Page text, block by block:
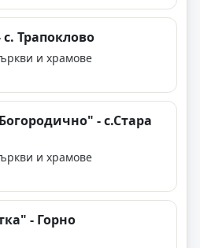
Трапоклово
и храмове
- с.Стара
и храмове
- Горно